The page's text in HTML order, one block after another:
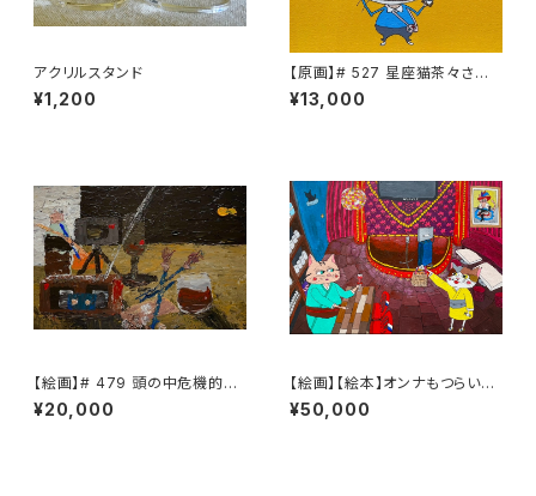
アクリルスタンド
¥1,200
【原画】# 527 星座猫茶々さん
山羊座2
¥13,000
【絵画】# 479 頭の中危機的状
況と小さな光
¥20,000
【絵画】【絵本】オンナもつらいよ
第2話 # 182 『【過ぎ去りし
日々】カプリの知らない世界』
¥50,000